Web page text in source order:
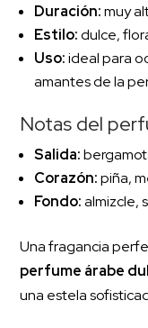
Duración:muy
Estilo:dulce,
Uso:ideal para
amantes de la
Notas del
Salida:
Corazón:piña,
Fondo:almizcle,
Una fragancia
perfume árabe
una estela